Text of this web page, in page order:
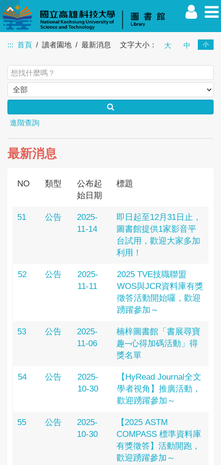
教職員 學生 校友 其他 訪客
::: 首頁 讀者園地 最新消息 文字大小： 大 中 小
進階查詢
最新消息
NO 類型
公布起
始日期
標題
51 公告
2025-
11-14
即日起至12月31日止，
圖書館提供1家影音平
台試用，歡迎大家多加
利用！
52 公告
2025-
11-11
2025 TVE技職聯盟
WOS與JCR資料庫有獎
徵答活動開始囉，歡迎
踴躍參加～
53 公告
2025-
11-06
楠梓圖書館「書展尋寶
趣─心得加碼活動」得
獎名單
54 公告
2025-
10-30
【HyRead Journal全文
學者視角】推廣活動，
歡迎踴躍參加～
55 公告
2025-
10-30
【2025 ASTM
COMPASS 標準資料庫
有獎徵答】活動開跑，
歡迎踴躍參加～